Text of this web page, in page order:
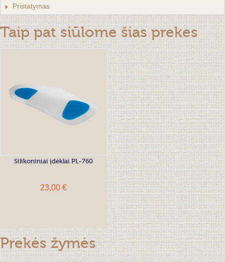
Pristatymas
Taip pat siūlome šias prekes
Silikoniniai įdėklai PL-760
23,00 €
Prekės žymės